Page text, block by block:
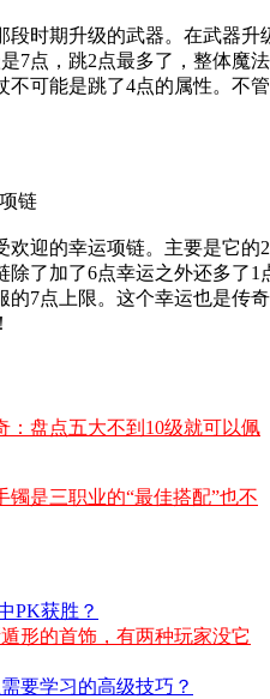
段时期升级的武器。在武器升
7点，跳2点最多了，整体魔
不可能是跳了4点的属性。不
链
欢迎的幸运项链。主要是它的
除了加了6点幸运之外还多了1
的7点上限。这个幸运也是传
：盘点五大不到10级就可以佩
镯是三职业的“最佳搭配”也不
PK获胜？
形的首饰，有两种玩家没它
要学习的高级技巧？